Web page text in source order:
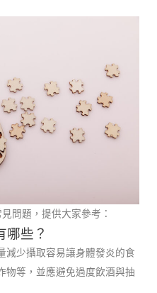
問題，提供大家參考：
哪些？
減少攝取容易讓身體發炎的食
物等，並應避免過度飲酒與抽